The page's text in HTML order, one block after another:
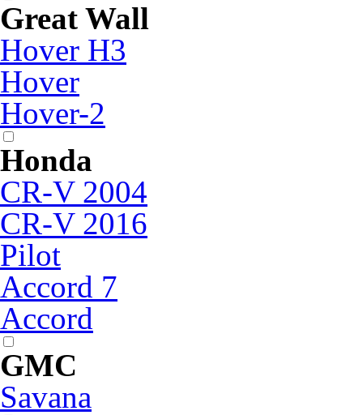
Great Wall
Hover H3
Hover
Hover-2
Honda
CR-V 2004
CR-V 2016
Pilot
Accord 7
Accord
GMC
Savana